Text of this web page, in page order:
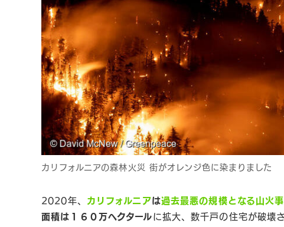
カリフォルニアの森林火災 街がオレンジ色に染まりました
2020年、 カリフォルニア は過去最悪の規模となる山火
面積は１６０万ヘクタール に拡大、数千戸の住宅が破壊さ